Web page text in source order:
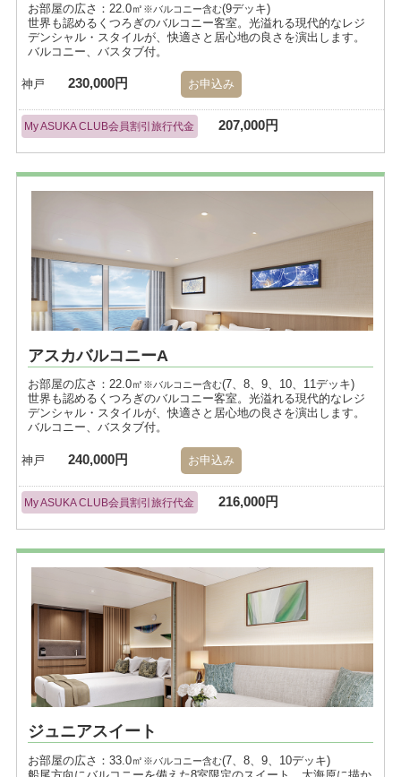
お部屋の広さ：22.0㎡ ※バルコニー含む(9デッキ)
世界も認めるくつろぎのバルコニー客室。光溢れる現代的なレジ
デンシャル・スタイルが、快適さと居心地の良さを演出します。
バルコニー、バスタブ付。
神戸 230,000円 お申込み
My ASUKA CLUB会員割引旅行代金 207,000円
アスカバルコニーA
お部屋の広さ：22.0㎡ ※バルコニー含む(7、8、9、10、11デッキ)
世界も認めるくつろぎのバルコニー客室。光溢れる現代的なレジ
デンシャル・スタイルが、快適さと居心地の良さを演出します。
バルコニー、バスタブ付。
神戸 240,000円 お申込み
My ASUKA CLUB会員割引旅行代金 216,000円
ジュニアスイート
お部屋の広さ：33.0㎡ ※バルコニー含む(7、8、9、10デッキ)